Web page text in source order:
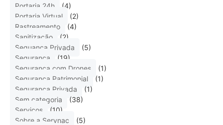
Portaria 24h
(4)
Portaria Virtual
(2)
Rastreamento
(4)
Sanitização
(2)
Seguança Privada
(5)
Segurança
(19)
Segurança com Drones
(1)
Segurança Patrimonial
(1)
Segurança Privada
(1)
Sem categoria
(38)
Serviços
(10)
Sobre a Servnac
(5)